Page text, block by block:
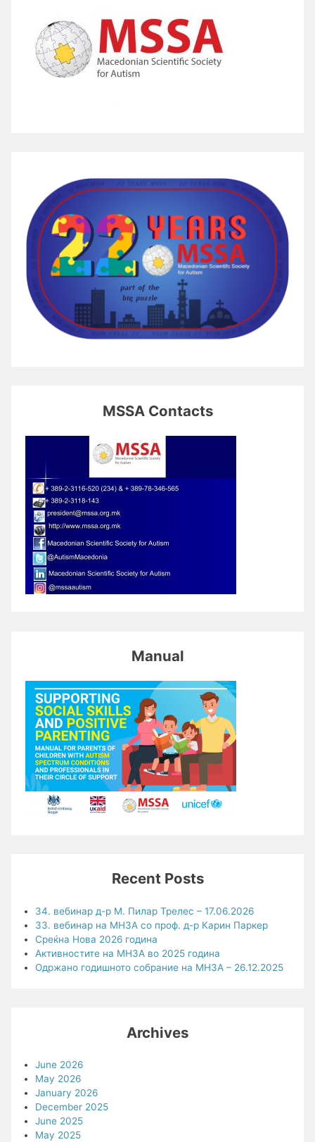
MSSA Contacts
Manual
Recent Posts
34. вебинар д-р М. Пилар Трелес – 17.06.2026
33. вебинар на МНЗА со проф. д-р Карин Паркер
Среќна Нова 2026 година
Активностите на МНЗА во 2025 година
Одржано годишното собрание на МНЗА – 26.12.2025
Archives
June 2026
May 2026
January 2026
December 2025
June 2025
May 2025